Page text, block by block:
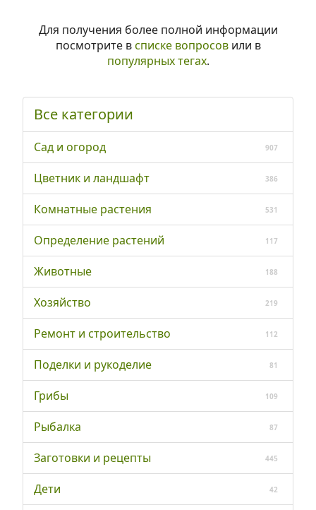
Для получения более полной информации
посмотрите всписке вопросовили в
популярных тегах.
Все категории
Сад и огород 907
Цветник и ландшафт 386
Комнатные растения 531
Определение растений 117
Животные 188
Хозяйство 219
Ремонт и строительство 112
Поделки и рукоделие 81
Грибы 109
Рыбалка 87
Заготовки и рецепты 445
Дети 42